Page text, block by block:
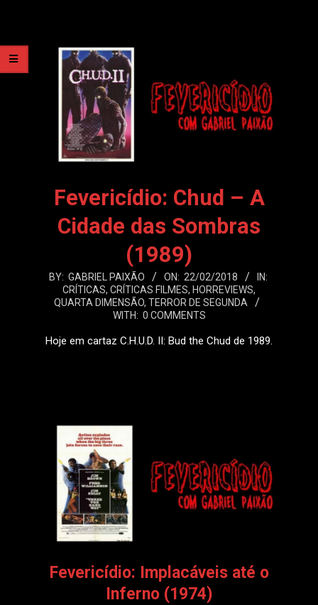
Fevericídio: Chud – A
Cidade das Sombras
(1989)
2018-
BY: GABRIEL PAIXÃO ON: 22/02/2018
IN:
CRÍTICAS, CRÍTICAS FILMES, HORREVIEWS,
QUARTA DIMENSÃO, TERROR DE SEGUNDA
WITH: 0 COMMENTS
Hoje em cartaz C.H.U.D. II: Bud the Chud de 1989.
Fevericídio: Implacáveis até o
Inferno (1974)